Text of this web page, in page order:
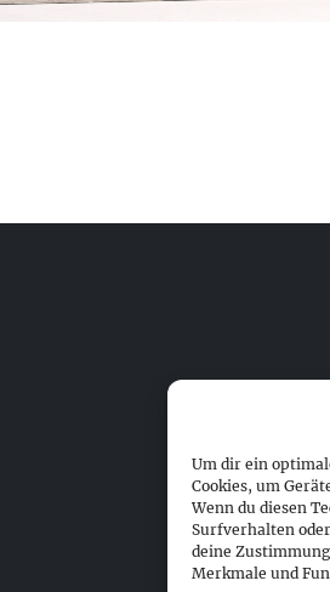
Um dir ein
Cookies, um
Wenn du diesen
Surfverhalten
deine
Merkmale und